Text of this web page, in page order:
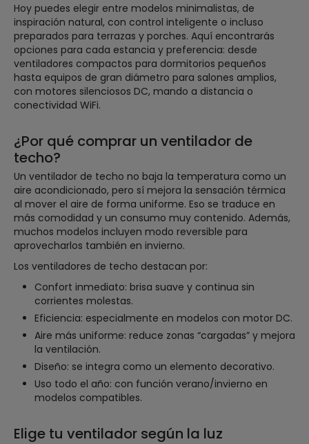
Hoy puedes elegir entre modelos minimalistas, de
inspiración natural, con control inteligente o incluso
preparados para terrazas y porches. Aquí encontrarás
opciones para cada estancia y preferencia: desde
ventiladores compactos para dormitorios pequeños
hasta equipos de gran diámetro para salones amplios,
con motores silenciosos DC, mando a distancia o
conectividad WiFi.
¿Por qué comprar un ventilador de
techo?
Un ventilador de techo no baja la temperatura como un
aire acondicionado, pero sí mejora la sensación térmica
al mover el aire de forma uniforme. Eso se traduce en
más comodidad y un consumo muy contenido. Además,
muchos modelos incluyen modo reversible para
aprovecharlos también en invierno.
Los ventiladores de techo destacan por:
Confort inmediato: brisa suave y continua sin
corrientes molestas.
Eficiencia: especialmente en modelos con motor DC.
Aire más uniforme: reduce zonas “cargadas” y mejora
la ventilación.
Diseño: se integra como un elemento decorativo.
Uso todo el año: con función verano/invierno en
modelos compatibles.
Elige tu ventilador según la luz